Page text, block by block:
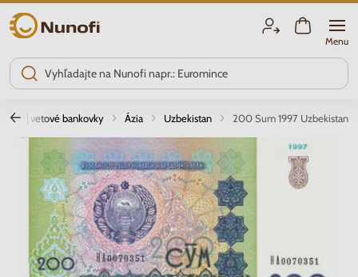
Nunofi.sk
Menu
Svetové bankovky Ázia Uzbekistan 200 Sum 1997 Uzbekistan